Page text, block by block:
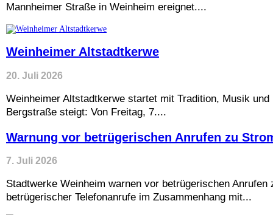
Mannheimer Straße in Weinheim ereignet....
Weinheimer Altstadtkerwe
20. Juli 2026
Weinheimer Altstadtkerwe startet mit Tradition, Musik
Bergstraße steigt: Von Freitag, 7....
Warnung vor betrügerischen Anrufen zu
7. Juli 2026
Stadtwerke Weinheim warnen vor betrügerischen
betrügerischer Telefonanrufe im Zusammenhang mit...